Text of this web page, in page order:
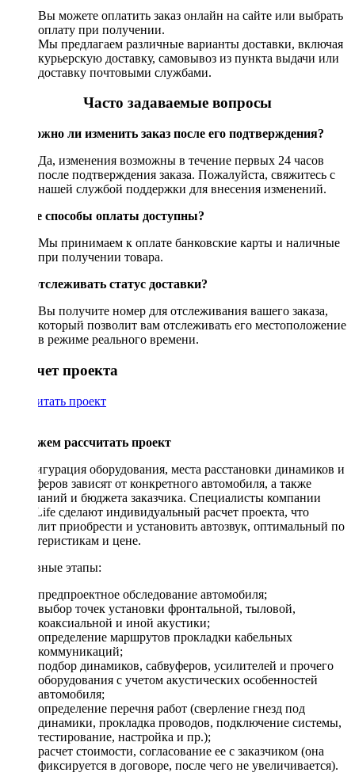
Вы можете оплатить заказ онлайн на сайте или выбрать
оплату при получении.
Мы предлагаем различные варианты доставки, включая
курьерскую доставку, самовывоз из пункта выдачи или
доставку почтовыми службами.
Часто задаваемые вопросы
Возможно ли изменить заказ после его подтверждения?
Да, изменения возможны в течение первых 24 часов
после подтверждения заказа. Пожалуйста, свяжитесь с
нашей службой поддержки для внесения изменений.
Какие способы оплаты доступны?
Мы принимаем к оплате банковские карты и наличные
при получении товара.
Как отслеживать статус доставки?
Вы получите номер для отслеживания вашего заказа,
который позволит вам отслеживать его местоположение
в режиме реального времени.
Рассчет проекта
Рассчитать проект
Поможем рассчитать проект
Конфигурация оборудования, места расстановки динамиков и
сабвуферов зависят от конкретного автомобиля, а также
пожеланий и бюджета заказчика. Специалисты компании
DriveLife сделают индивидуальный расчет проекта, что
позволит приобрести и установить автозвук, оптимальный по
характеристикам и цене.
Основные этапы:
предпроектное обследование автомобиля;
выбор точек установки фронтальной, тыловой,
коаксиальной и иной акустики;
определение маршрутов прокладки кабельных
коммуникаций;
подбор динамиков, сабвуферов, усилителей и прочего
оборудования с учетом акустических особенностей
автомобиля;
определение перечня работ (сверление гнезд под
динамики, прокладка проводов, подключение системы,
тестирование, настройка и пр.);
расчет стоимости, согласование ее с заказчиком (она
фиксируется в договоре, после чего не увеличивается).